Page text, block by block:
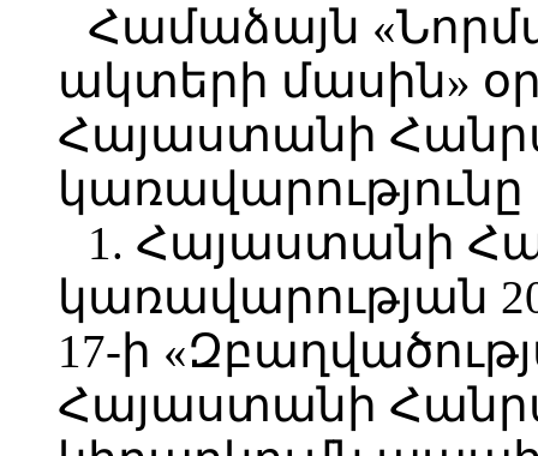
Համաձայն
ակտերի մասին»
Հայաստանի
կառավարությունը
1. Հայաստանի
կառավարության
17-ի
Հայաստանի